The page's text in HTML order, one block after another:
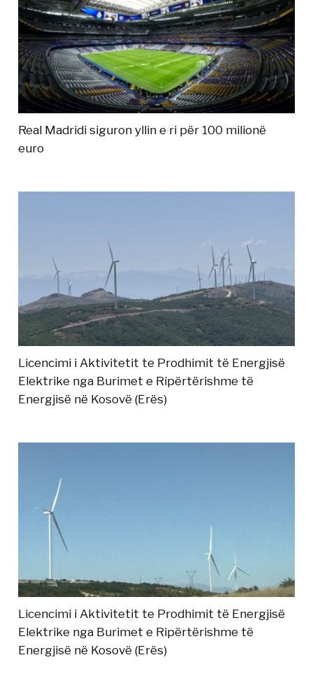
Real Madridi siguron yllin e ri për 100 milionë
euro
Licencimi i Aktivitetit te Prodhimit të Energjisë
Elektrike nga Burimet e Ripërtërishme të
Energjisë në Kosovë (Erës)
Licencimi i Aktivitetit te Prodhimit të Energjisë
Elektrike nga Burimet e Ripërtërishme të
Energjisë në Kosovë (Erës)